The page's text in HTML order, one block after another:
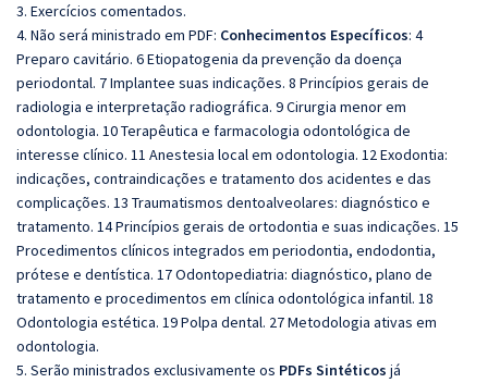
3. Exercícios comentados.
4. Não será ministrado em PDF: Conhecimentos Específicos: 4
Preparo cavitário. 6 Etiopatogenia da prevenção da doença
periodontal. 7 Implantee suas indicações. 8 Princípios gerais de
radiologia e interpretação radiográfica. 9 Cirurgia menor em
odontologia. 10 Terapêutica e farmacologia odontológica de
interesse clínico. 11 Anestesia local em odontologia. 12 Exodontia:
indicações, contraindicações e tratamento dos acidentes e das
complicações. 13 Traumatismos dentoalveolares: diagnóstico e
tratamento. 14 Princípios gerais de ortodontia e suas indicações. 15
Procedimentos clínicos integrados em periodontia, endodontia,
prótese e dentística. 17 Odontopediatria: diagnóstico, plano de
tratamento e procedimentos em clínica odontológica infantil. 18
Odontologia estética. 19 Polpa dental. 27 Metodologia ativas em
odontologia.
5. Serão ministrados exclusivamente os PDFs Sintéticos já